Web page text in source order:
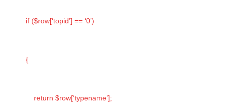
if ($row[‘topid’] == ‘0’)
{
return $row[‘typename’];